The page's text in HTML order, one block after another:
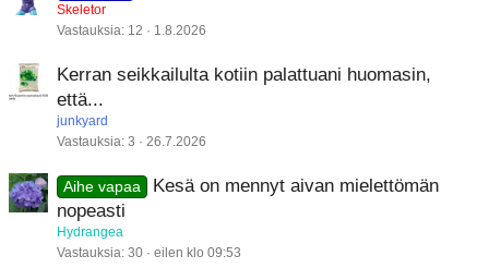
Skeletor
Vastauksia 12 1.8.2026
Kerran seikkailulta kotiin palattuani huomasin,
että...
junkyard
Vastauksia 3 26.7.2026
Aihe vapaa
Kesä on mennyt aivan mielettömän
nopeasti
Hydrangea
Vastauksia 30 eilen klo 09:53